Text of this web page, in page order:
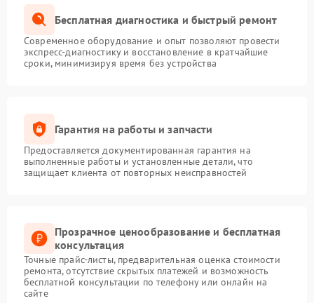
Бесплатная диагностика и быстрый ремонт
Современное оборудование и опыт позволяют провести
экспресс-диагностику и восстановление в кратчайшие
сроки, минимизируя время без устройства
Гарантия на работы и запчасти
Предоставляется документированная гарантия на
выполненные работы и установленные детали, что
защищает клиента от повторных неисправностей
Прозрачное ценообразование и бесплатная
консультация
Точные прайс-листы, предварительная оценка стоимости
ремонта, отсутствие скрытых платежей и возможность
бесплатной консультации по телефону или онлайн на
сайте